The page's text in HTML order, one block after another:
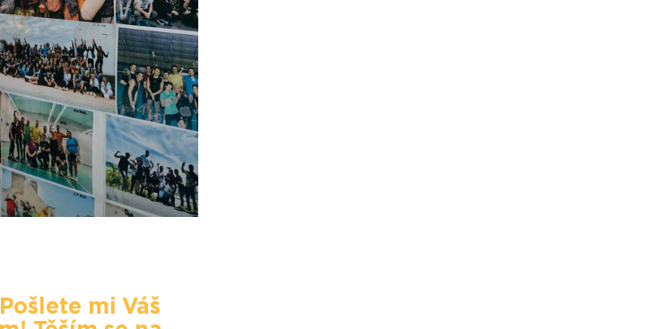
mi Váš